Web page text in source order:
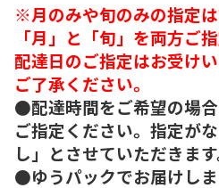
※月のみや旬のみの指定
「月」と「旬」を両方ご
配達日のご指定はお受けい
ご了承ください。
●配達時間をご希望の場
ご指定ください。指定が
し」とさせていただきます
●ゆうパックでお届けしま